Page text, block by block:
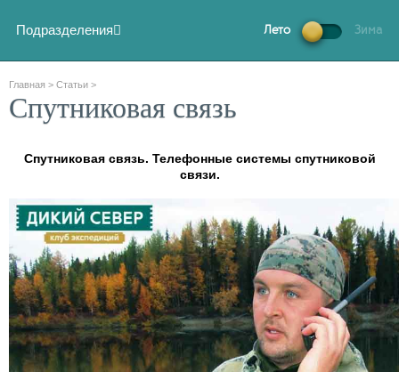
Подразделения Лето Зима
Главная > Статьи >
Спутниковая связь
Спутниковая связь. Телефонные системы спутниковой
связи.